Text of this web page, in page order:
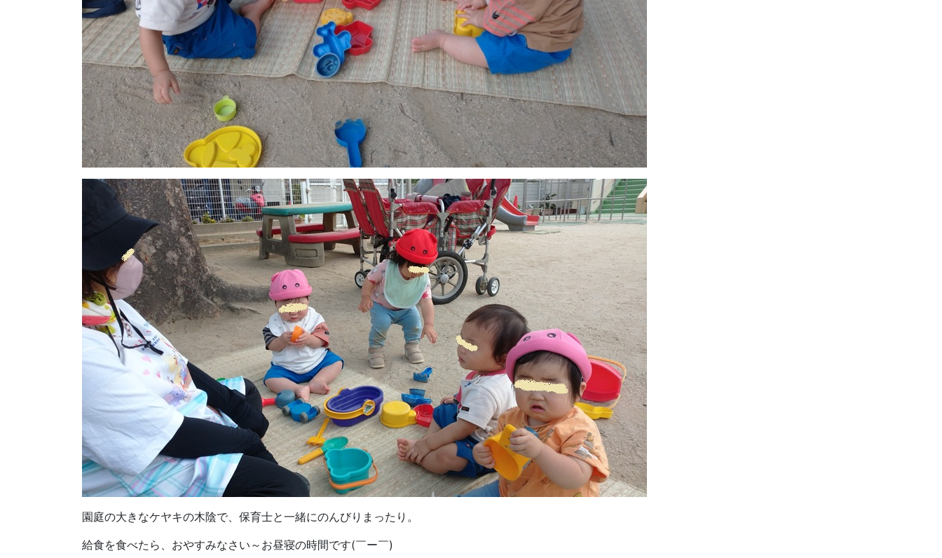
園庭の大きなケヤキの木陰で、保育士と一緒にのんびりまったり。
給食を食べたら、おやすみなさい～お昼寝の時間です(￣ー￣)